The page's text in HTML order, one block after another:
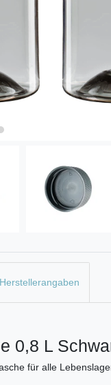
Herstellerangaben
0,8 L
für alle